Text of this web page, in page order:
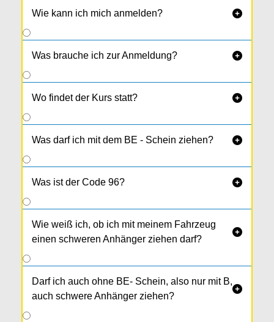
Wie kann ich mich anmelden? 
Was brauche ich zur Anmeldung? 
Wo findet der Kurs statt? 
Was darf ich mit dem BE - Schein ziehen? 
Was ist der Code 96? 
Wie weiß ich, ob ich mit meinem Fahrzeug
einen schweren Anhänger ziehen darf?

Darf ich auch ohne BE- Schein, also nur mit B,
auch schwere Anhänger ziehen?
